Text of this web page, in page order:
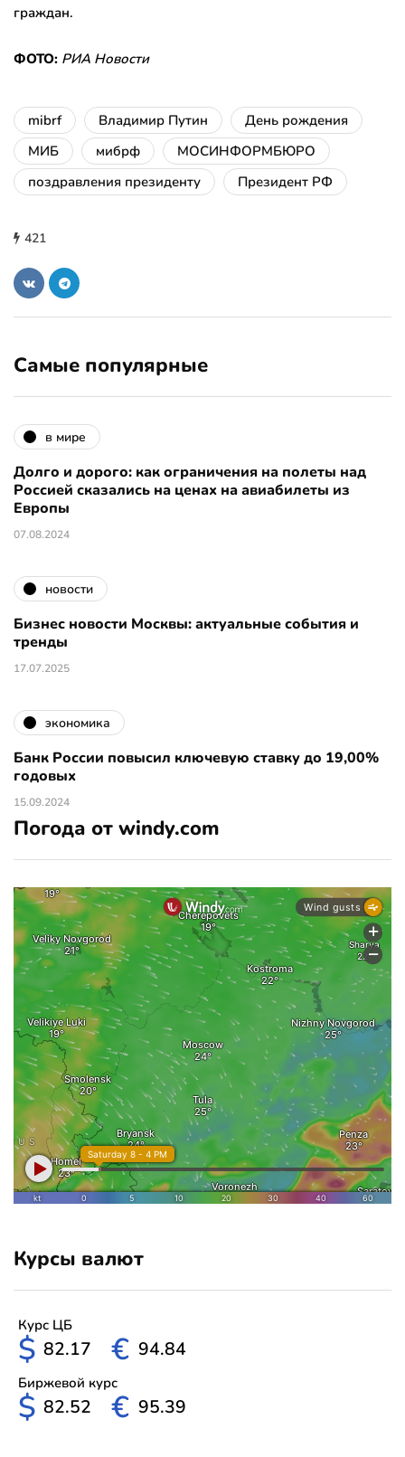
граждан.
ФОТО: РИА Новости
mibrf Владимир Путин
День рождения
МИБ
мибрф
МОСИНФОРМБЮРО
поздравления президенту
Президент РФ
421
Самые популярные
в мире
Долго и дорого: как ограничения на полеты над
Россией сказались на ценах на авиабилеты из
Европы
07.08.2024
новости
Бизнес новости Москвы: актуальные события и
тренды
17.07.2025
экономика
Банк России повысил ключевую ставку до 19,00%
годовых
15.09.2024
Погода от windy.com
Курсы валют
Курс ЦБ
$ 82.17 € 94.84
Биржевой курс
$ 82.52 € 95.39